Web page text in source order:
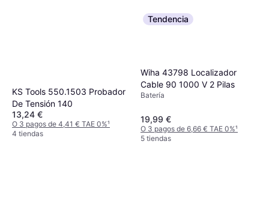
KS Tools 550.1503 Probador
De Tensión 140
13,24 €
O 3 pagos de 4,41 € TAE 0%¹
4 tiendas
Tendencia
Wiha 43798 Localizador
Cable 90 1000 V 2 Pilas
Batería
19,99 €
O 3 pagos de 6,66 € TAE 0%¹
5 tiendas